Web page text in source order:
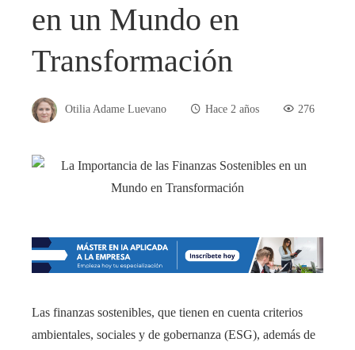
en un Mundo en
Transformación
Otilia Adame Luevano Hace 2 años 276
Las finanzas sostenibles, que tienen en cuenta criterios
ambientales, sociales y de gobernanza (ESG), además de